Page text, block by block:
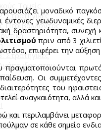
Τομείς
Στρατηγικές
Περιβάλλοντος
Στρατηγικές
στην
μοναδικό
γεωδυναμικές
δραστηριότητα,
πριν από 3
επιφέρει την
πραγματοποιούνται
Οι
του
αναγκαιότητα, αλλά και
και περιλαμβάνει
σε κάθε σημείο